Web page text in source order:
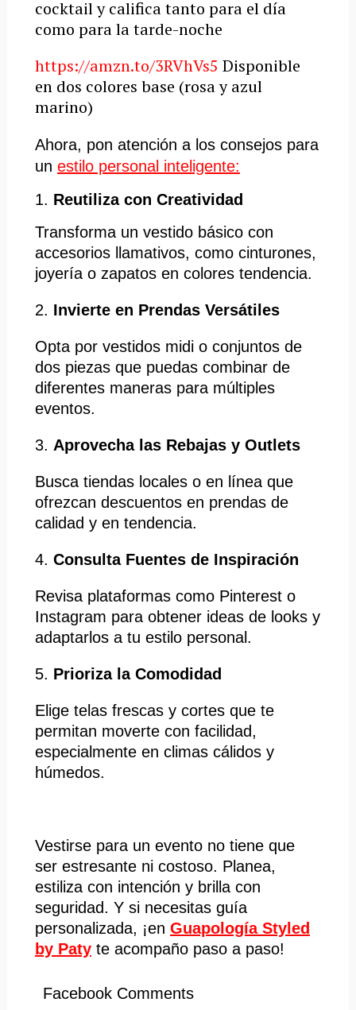
cocktail y califica tanto para el día
como para la tarde-noche
https://amzn.to/3RVhVs5 Disponible
en dos colores base (rosa y azul
marino)
Ahora, pon atención a los consejos para
un estilo personal inteligente:
1. Reutiliza con Creatividad
Transforma un vestido básico con
accesorios llamativos, como cinturones,
joyería o zapatos en colores tendencia.​
2. Invierte en Prendas Versátiles
Opta por vestidos midi o conjuntos de
dos piezas que puedas combinar de
diferentes maneras para múltiples
eventos.​
3. Aprovecha las Rebajas y Outlets
Busca tiendas locales o en línea que
ofrezcan descuentos en prendas de
calidad y en tendencia.​
4. Consulta Fuentes de Inspiración
Revisa plataformas como Pinterest o
Instagram para obtener ideas de looks y
adaptarlos a tu estilo personal.​
5. Prioriza la Comodidad
Elige telas frescas y cortes que te
permitan moverte con facilidad,
especialmente en climas cálidos y
húmedos.
Vestirse para un evento no tiene que
ser estresante ni costoso. Planea,
estiliza con intención y brilla con
seguridad. Y si necesitas guía
personalizada, ¡en Guapología Styled
by Patyte acompaño paso a paso!
Facebook Comments